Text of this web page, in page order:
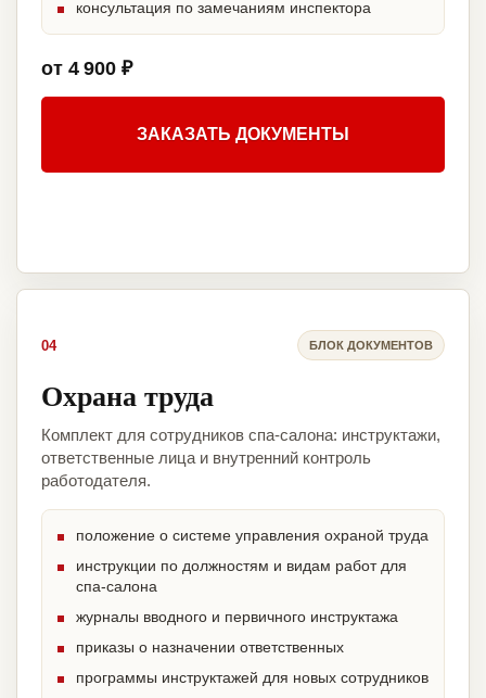
консультация по замечаниям инспектора
от 4 900 ₽
ЗАКАЗАТЬ ДОКУМЕНТЫ
04 БЛОК ДОКУМЕНТОВ
Охрана труда
Комплект для сотрудников спа-салона: инструктажи,
ответственные лица и внутренний контроль
работодателя.
положение о системе управления охраной труда
инструкции по должностям и видам работ для
спа-салона
журналы вводного и первичного инструктажа
приказы о назначении ответственных
программы инструктажей для новых сотрудников